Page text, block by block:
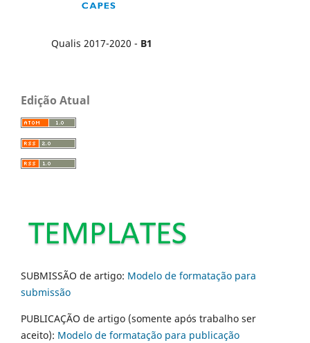
Qualis 2017-2020 - B1
Edição Atual
SUBMISSÃO de artigo: Modelo de formatação para
submissão
PUBLICAÇÃO de artigo (somente após trabalho ser
aceito): Modelo de formatação para publicação